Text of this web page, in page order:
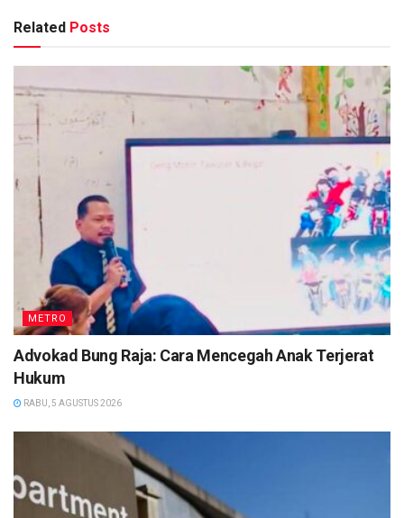
Related Posts
METRO
Advokad Bung Raja: Cara Mencegah Anak Terjerat
Hukum
RABU, 5 AGUSTUS 2026